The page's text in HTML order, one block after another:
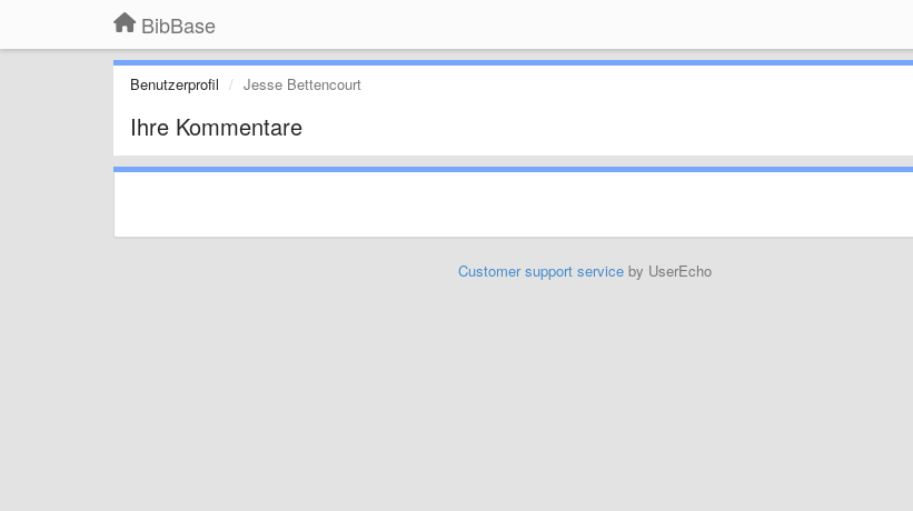
BibBase
Benutzerprofil Jesse Bettencourt
Ihre Kommentare
Customer support serviceby UserEcho